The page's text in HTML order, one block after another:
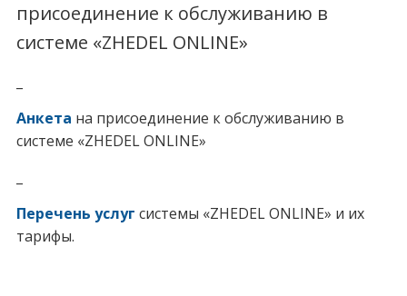
присоединение к обслуживанию в
системе «ZHEDEL ONLINE»
Анкета на присоединение к обслуживанию в
системе «ZHEDEL ONLINE»
Перечень услуг системы «ZHEDEL ONLINE» и их
тарифы.